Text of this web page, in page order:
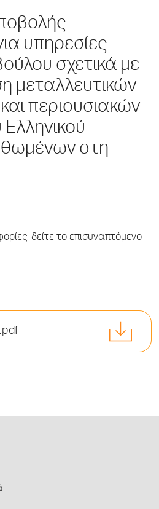
υπηρεσίες
σχετικά με
μεταλλευτικών
περιουσιακών
Ελληνικού
στη
δείτε το επισυναπτόμενο